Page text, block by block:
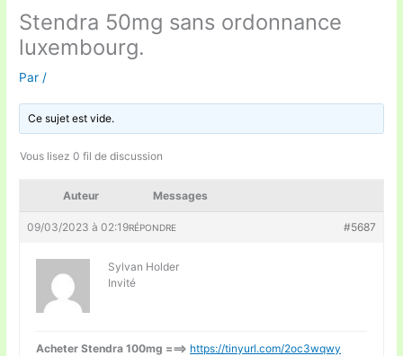
Stendra 50mg sans ordonnance
luxembourg.
Par /
Ce sujet est vide.
Vous lisez 0 fil de discussion
Auteur Messages
09/03/2023 à 02:19 #5687
RÉPONDRE
Sylvan Holder
Invité
Acheter Stendra 100mg ===> https://tinyurl.com/2oc3wqwy